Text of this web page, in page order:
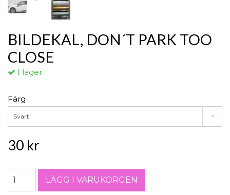
BILDEKAL, DON´T PARK TOO
CLOSE
I lager.
Färg
Svart
30 kr